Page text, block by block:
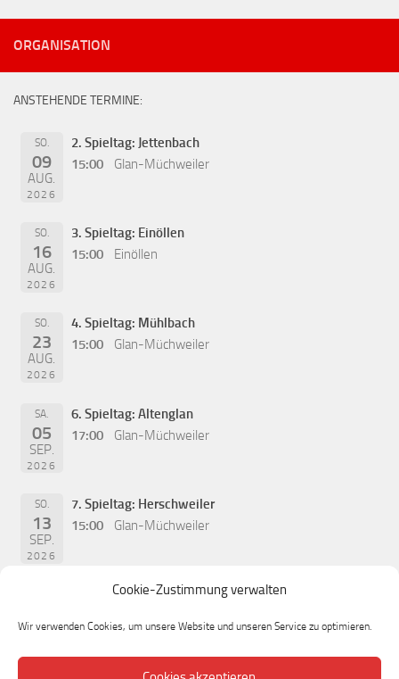
Cookie-Zustimmung verwalten
Wir verwenden Cookies, um unsere Website und unseren Service zu optimieren.
ORGANISATION
ANSTEHENDE TERMINE:
SO.
09
AUG.
2026
2. Spieltag: Jettenbach
15:00
Glan-Müchweiler
SO.
16
AUG.
2026
3. Spieltag: Einöllen
15:00
Einöllen
SO.
23
AUG.
2026
4. Spieltag: Mühlbach
15:00
Glan-Müchweiler
SA.
05
SEP.
2026
6. Spieltag: Altenglan
17:00
Glan-Müchweiler
SO.
13
SEP.
2026
7. Spieltag: Herschweiler
15:00
Glan-Müchweiler